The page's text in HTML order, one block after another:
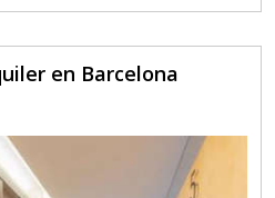
en Barcelona